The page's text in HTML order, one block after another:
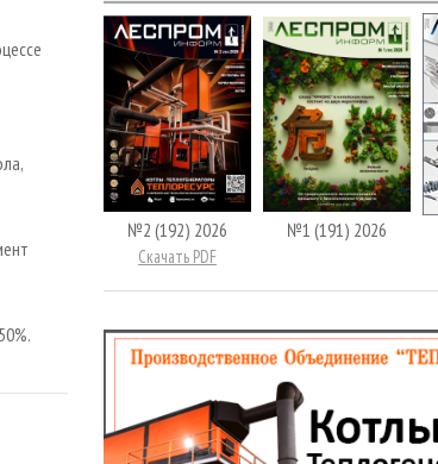
№2 (192) 2026
Скачать PDF
№1 (191) 2026